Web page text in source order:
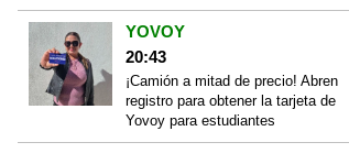
YOVOY
20:43
¡Camión a mitad de precio! Abren
registro para obtener la tarjeta de
Yovoy para estudiantes